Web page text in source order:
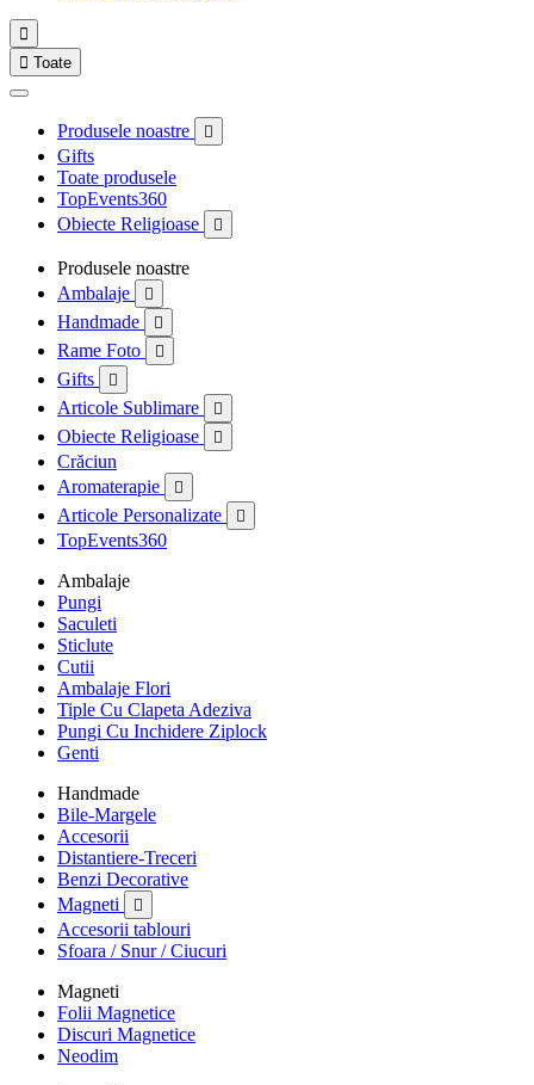

 Toate
Produsele noastre 
Gifts
Toate produsele
TopEvents360
Obiecte Religioase

Produsele noastre
Ambalaje

Handmade 
Rame Foto 
Gifts 
Articole Sublimare 
Obiecte Religioase 
Crăciun
Aromaterapie

Articole Personalizate 
TopEvents360
Ambalaje
Pungi
Saculeti
Sticlute
Cutii
Ambalaje Flori
Tiple Cu Clapeta Adeziva
Pungi Cu Inchidere Ziplock
Genti
Handmade
Bile-Margele
Accesorii
Distantiere-Treceri
Benzi Decorative
Magneti

Accesorii tablouri
Sfoara / Snur / Ciucuri
Magneti
Folii Magnetice
Discuri Magnetice
Neodim